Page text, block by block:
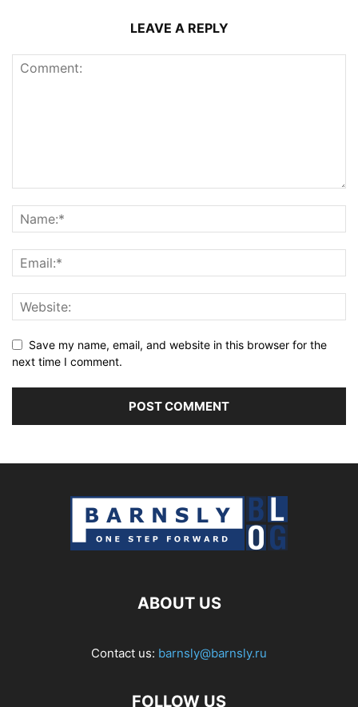
LEAVE A REPLY
Save my name, email, and website in this browser for the
next time I comment.
ABOUT US
Contact us: barnsly@barnsly.ru
FOLLOW US